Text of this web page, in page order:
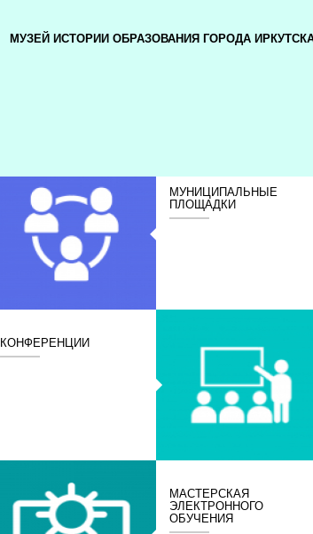
МУЗЕЙ ИСТОРИИ ОБРАЗОВАНИЯ ГОРОДА
МУНИЦИПАЛЬНЫЕ
ПЛОЩАДКИ
КОНФЕРЕНЦИИ
МАСТЕРСКАЯ
ЭЛЕКТРОННОГО
ОБУЧЕНИЯ